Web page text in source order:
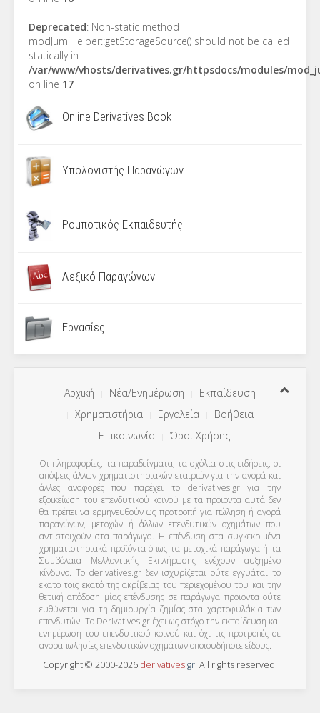
Deprecated: Non-static method
modJumiHelper::getStorageSource() should not be called
statically in
/var/www/vhosts/derivatives.gr/httpsdocs/modules/
on line 17
Online Derivatives Book
Υπολογιστής Παραγώγων
Ρομποτικός Εκπαιδευτής
Λεξικό Παραγώγων
Εργασίες
Αρχική Νέα/Ενημέρωση
Εκπαίδευση
Χρηματιστήρια
Εργαλεία
Βοήθεια
Επικοινωνία
Όροι Χρήσης
Οι πληροφορίες, τα παραδείγματα, τα σχόλια στις ειδήσεις, οι
απόψεις άλλων χρηματιστηριακών εταιριών για την αγορά και
άλλες αναφορές που παρέχει το derivatives.gr για την
εξοικείωση του επενδυτικού κοινού με τα προϊόντα αυτά δεν
θα πρέπει να ερμηνευθούν ως προτροπή για πώληση ή αγορά
παραγώγων, μετοχών ή άλλων επενδυτικών οχημάτων που
αντιστοιχούν στα παράγωγα. Η επένδυση στα συγκεκριμένα
χρηματιστηριακά προϊόντα όπως τα μετοχικά παράγωγα ή τα
Συμβόλαια Μελλοντικής Εκπλήρωσης ενέχουν αυξημένο
κίνδυνο. Το derivatives.gr δεν ισχυρίζεται ούτε εγγυάται το
εκατό τοις εκατό της ακρίβειας του περιεχομένου του και την
θετική απόδοση μίας επένδυσης σε παράγωγα προϊόντα ούτε
ευθύνεται για τη δημιουργία ζημίας στα χαρτοφυλάκια των
επενδυτών. To Derivatives.gr έχει ως στόχο την εκπαίδευση και
ενημέρωση του επενδυτικού κοινού και όχι τις προτροπές σε
αγοραπωλησίες επενδυτικών οχημάτων οποιουδήποτε είδους.
Copyright © 2000-2026 derivatives.gr. All rights reserved.